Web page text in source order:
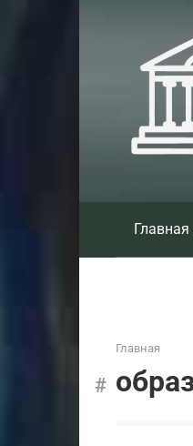
Главная